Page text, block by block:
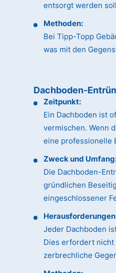
entsorgt werden
Methoden:
Bei Tipp-Topp
was mit den
Dachboden-
Zeitpunkt:
Ein Dachboden ist
vermischen. Wenn
eine professionelle
Zweck und
Die Dachboden-
gründlichen
eingeschlossener
Jeder Dachboden
Dies erfordert nicht
zerbrechliche